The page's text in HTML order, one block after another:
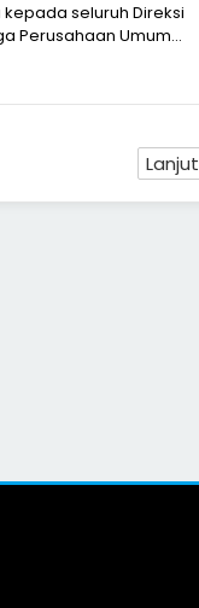
seluruh Direksi
Perusahaan Umum
Lanjut